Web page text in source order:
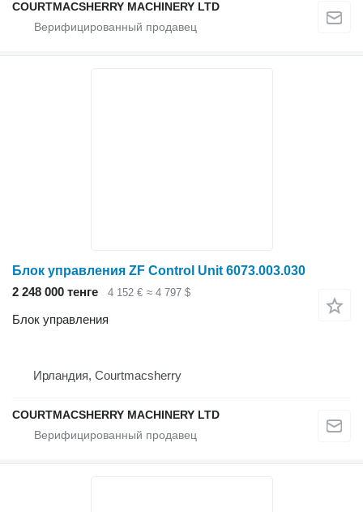
COURTMACSHERRY MACHINERY LTD
Блок управления ZF Control Unit 6073.003.030
2 248 000 тенге
4 152 € ≈ 4 797 $
Блок управления
Ирландия, Courtmacsherry
COURTMACSHERRY MACHINERY LTD